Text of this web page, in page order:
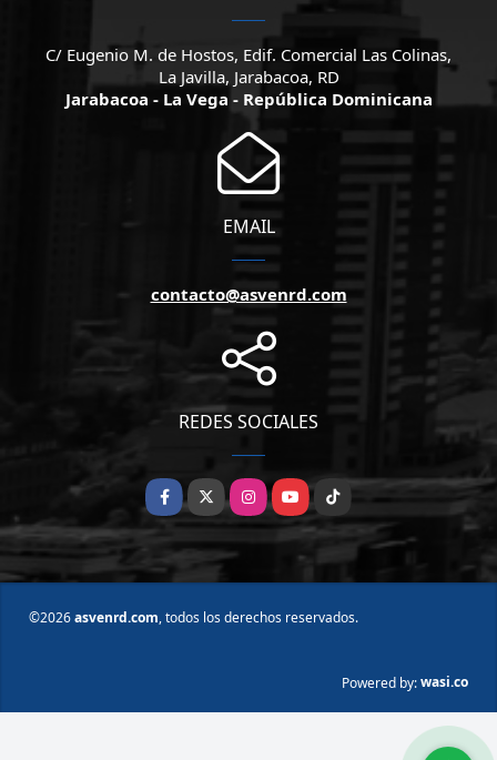
C/ Eugenio M. de Hostos, Edif. Comercial Las Colinas,
La Javilla, Jarabacoa, RD
Jarabacoa - La Vega - República Dominicana
EMAIL
contacto@asvenrd.com
REDES SOCIALES
Facebook
X Instagram
YouTubeTikTok
©2026asvenrd.com, todos los derechos reservados.
Powered by:wasi.co